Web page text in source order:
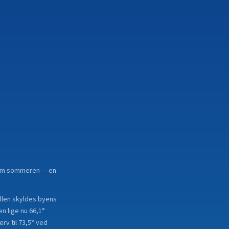
sommeren — en
skyldes byens
lige nu 66,1°
til 73,5° ved